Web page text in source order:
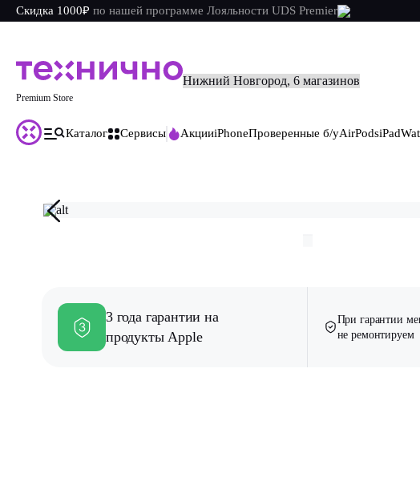
Скидка 1000₽ по нашей программе Лояльности UDS Premier
Premium Store
Каталог Сервисы АкцииiPhoneПроверенные б/уAirPodsiPad
3 года гарантии на
продукты Apple
При гарантии
не ремонтируем